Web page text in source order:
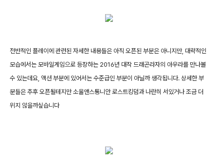
전반적인 플레이에 관련된 자세한 내용들은 아직 오픈된 부분은 아니지만, 대략적인
모습에서는 모바일게임으로 등장하는 2016년 대작 드래곤라자의 아우라를 만나볼
수 있는데요, 액션 부분에 있어서는 수준급인 부분이 아닐까 생각됩니다. 상세한 부
분들은 추후 오픈될테지만 소울앤스통니안 로스트킹덤과 나란히 서있거나 조금 더
위지 않을까싶습니다